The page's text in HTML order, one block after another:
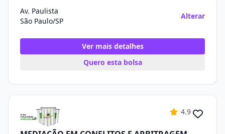
Av. Paulista
São Paulo/SP
Alterar
Ver mais detalhes
Quero esta bolsa
4.9